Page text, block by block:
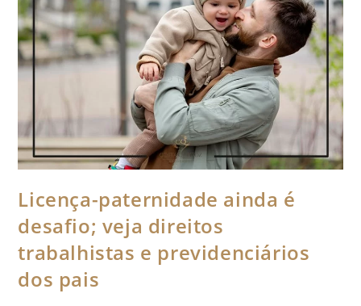
Licença-paternidade ainda é
desafio; veja direitos
trabalhistas e previdenciários
dos pais